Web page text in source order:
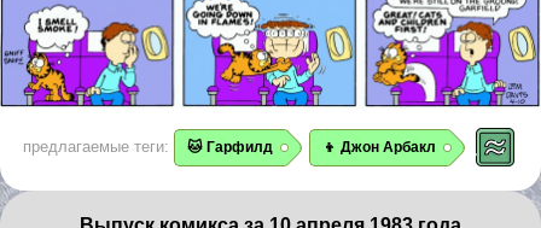
предлагаемые теги: 🐱 Гарфилд 👦 Джон Арбакл